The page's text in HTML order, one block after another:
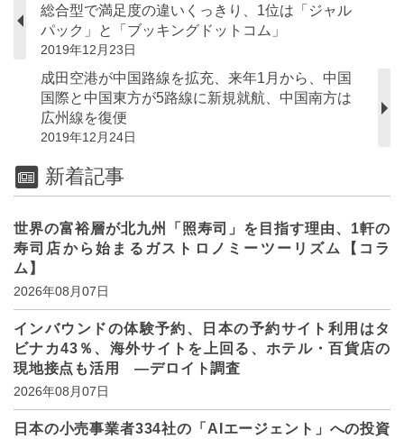
総合型で満足度の違いくっきり、1位は「ジャル
パック」と「ブッキングドットコム」
2019年12月23日
成田空港が中国路線を拡充、来年1月から、中国
国際と中国東方が5路線に新規就航、中国南方は
広州線を復便
2019年12月24日
新着記事
世界の富裕層が北九州「照寿司」を目指す理由、1軒の
寿司店から始まるガストロノミーツーリズム【コラ
ム】
2026年08月07日
インバウンドの体験予約、日本の予約サイト利用はタ
ビナカ43％、海外サイトを上回る、ホテル・百貨店の
現地接点も活用 ―デロイト調査
2026年08月07日
日本の小売事業者334社の「AIエージェント」への投資